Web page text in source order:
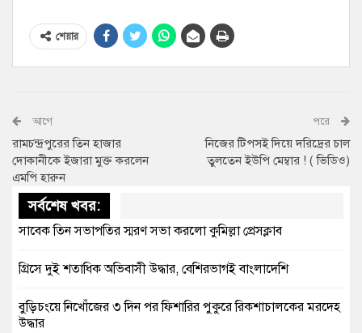
শেয়ার
আগে
রামচন্দ্রপুরের তিন হাজার
দোকানীকে ইজারা মুক্ত করলেন
এমপি হারুন
পরে
নিজের টিপসই দিয়ে দরিদ্রের চাল
তুলতেন ইউপি মেম্বার ! ( ভিডিও)
সর্বশেষ খবর:
সাবেক তিন সভাপতির স্মরণ সভা করলো কুমিল্লা প্রেসক্লাব
গ্রিসে দুই শতাধিক অভিবাসী উদ্ধার, বেশিরভাগই বাংলাদেশি
বুড়িচংয়ে নিখোঁজের ৩ দিন পর ফিশারির পুকুরে রিকশাচালকের মরদেহ
উদ্ধার